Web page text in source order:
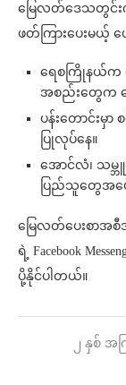
မြေလတ်ဒေသတွင်
ဖတ်ကြားပေးမယ့်
ရေစကြိုနယ်က
အစည်းတွေက ဖ
ပန်းတောင်း
ပြုလုပ်နေ။
အောင်လံ၊ သမ္ဘူ
ပြည်သူတွေအပေ
မြေလတ်ပေးစာအ
ရဲ့ Facebook
ပို့နိုင်ပါတယ်။
၂ နှစ် အ